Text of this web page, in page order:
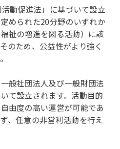
動促進法」に基づいて設立
められた20分野のいずれか
祉の増進を図る活動）に該
のため、公益性がより強く
般社団法人及び一般財団法
て設立されます。活動目的
由度の高い運営が可能であ
、任意の非営利活動を行え